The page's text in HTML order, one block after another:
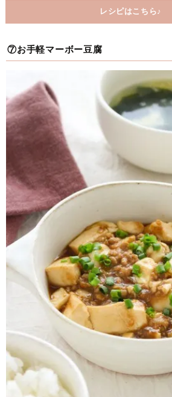
レシピはこちら♪
⑦お手軽マーボー豆腐